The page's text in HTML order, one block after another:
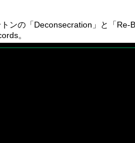
ンの「Deconsecration」と「
。